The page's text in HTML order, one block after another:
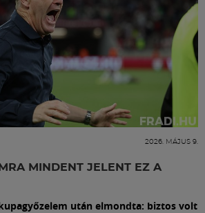
2026. MÁJUS 9.
MINDENT JELENT EZ A
után elmondta: biztos volt